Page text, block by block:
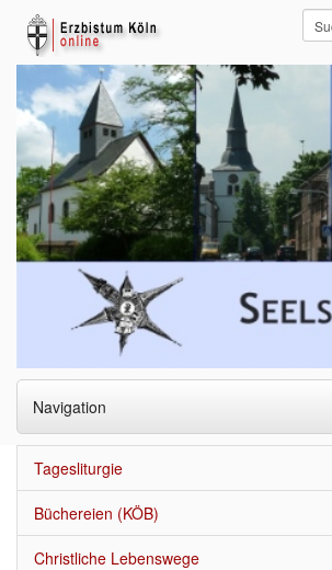
Navigation
Über uns
Neuigkeiten
Tagesliturgie
Büchereien (KÖB)
Christliche Lebenswege